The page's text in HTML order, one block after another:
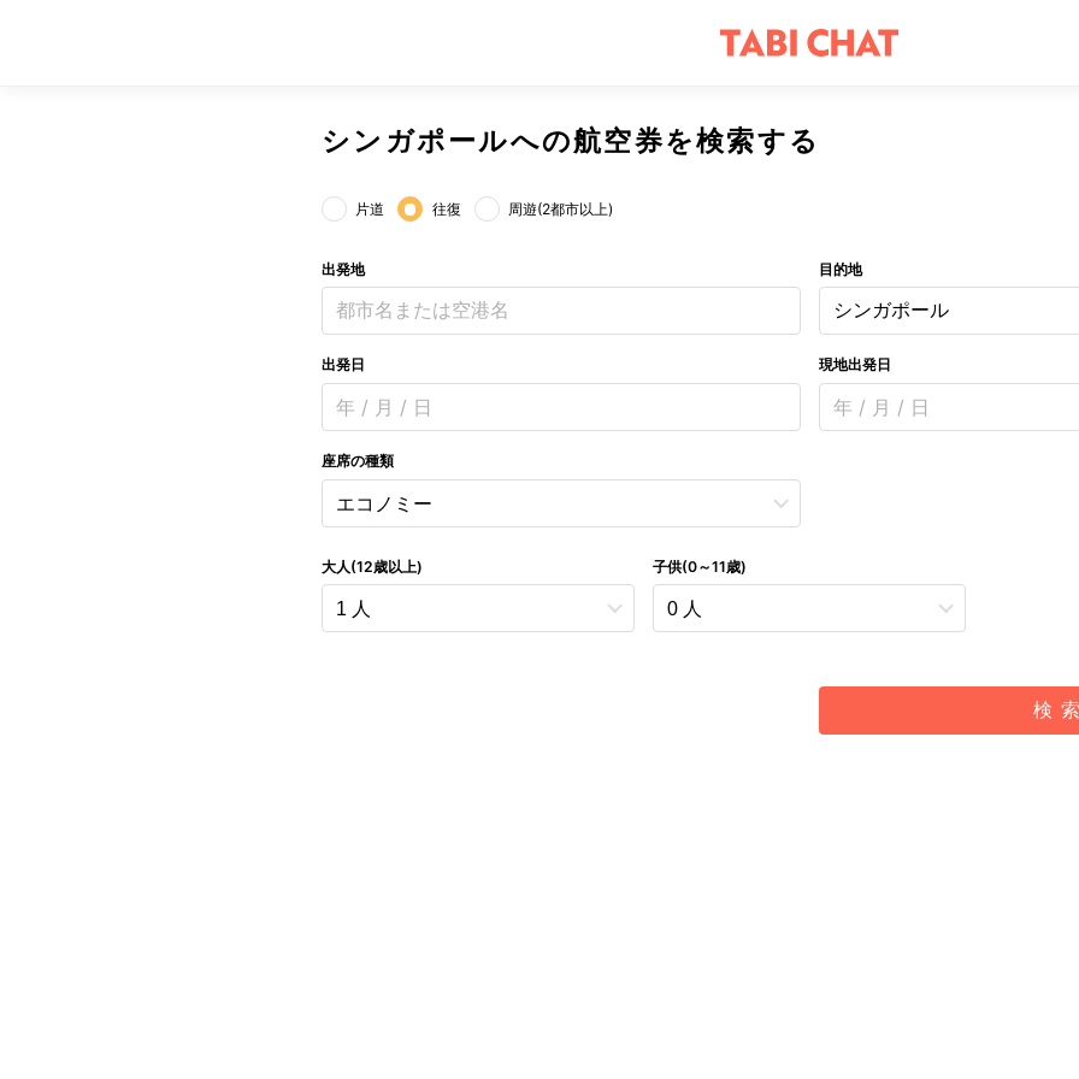
シンガポールへの航空券を検索する
片道 往復 周遊(2都市以上)
出発地
都市名または空港名
目的地
シンガポール
出発日
年 / 月 / 日
現地出発日
年 / 月 / 日
座席の種類
大人(12歳以上) 子供(0～11歳)
検